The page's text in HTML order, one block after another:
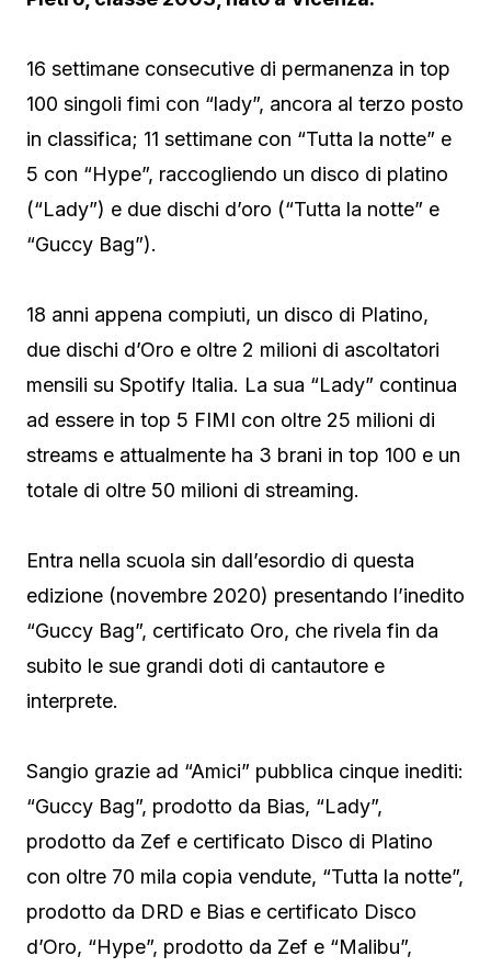
16 settimane consecutive di permanenza in top
100 singoli fimi con “lady”, ancora al terzo posto
in classifica; 11 settimane con “Tutta la notte” e
5 con “Hype”, raccogliendo un disco di platino
(“Lady”) e due dischi d’oro (“Tutta la notte” e
“Guccy Bag”).
18 anni appena compiuti, un disco di Platino,
due dischi d’Oro e oltre 2 milioni di ascoltatori
mensili su Spotify Italia. La sua “Lady” continua
ad essere in top 5 FIMI con oltre 25 milioni di
streams e attualmente ha 3 brani in top 100 e un
totale di oltre 50 milioni di streaming.
Entra nella scuola sin dall’esordio di questa
edizione (novembre 2020) presentando l’inedito
“Guccy Bag”, certificato Oro, che rivela fin da
subito le sue grandi doti di cantautore e
interprete.
Sangio grazie ad “Amici” pubblica cinque inediti:
“Guccy Bag”, prodotto da Bias, “Lady”,
prodotto da Zef e certificato Disco di Platino
con oltre 70 mila copia vendute, “Tutta la notte”,
prodotto da DRD e Bias e certificato Disco
d’Oro, “Hype”, prodotto da Zef e “Malibu”,